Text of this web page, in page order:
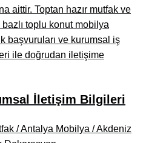
Mobilyacılar
Mobilyacılar
Mobilyacılar
İmalatçıları, Fabrikaları
Mobilyacılar
İmalatçıları, Mağazaları
aittir. Toptan hazır mutfak ve
bazlı toplu konut mobilya
başvuruları ve kurumsal iş
ile doğrudan iletişime
İletişim Bilgileri
/ Antalya Mobilya / Akdeniz